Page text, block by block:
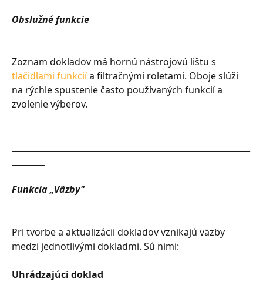
Obslužné funkcie
Zoznam dokladov má hornú nástrojovú lištu s
tlačidlami funkcií a filtračnými roletami. Oboje slúži
na rýchle spustenie často používaných funkcií a
zvolenie výberov.
Funkcia „Väzby"
Pri tvorbe a aktualizácii dokladov vznikajú väzby
medzi jednotlivými dokladmi. Sú nimi:
Uhrádzajúci doklad